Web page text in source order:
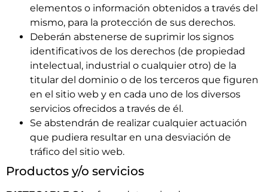
elementos o información obtenidos a través del
mismo, para la protección de sus derechos.
Deberán abstenerse de suprimir los signos
identificativos de los derechos (de propiedad
intelectual, industrial o cualquier otro) de la
titular del dominio o de los terceros que figuren
en el sitio web y en cada uno de los diversos
servicios ofrecidos a través de él.
Se abstendrán de realizar cualquier actuación
que pudiera resultar en una desviación de
tráfico del sitio web.
Productos y/o servicios